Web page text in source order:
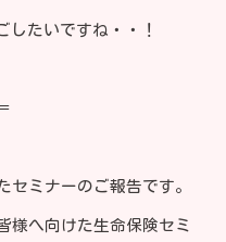
したいですね・・！
セミナーのご報告です。
様へ向けた生命保険セミ